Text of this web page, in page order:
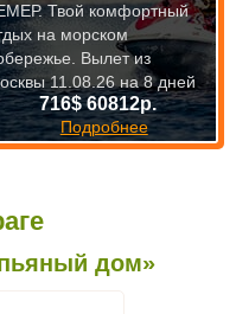
дом»
716$ 60812р.
Подробнее
Твой комфортный
на морском
Вылет из
11.08.26 на 8 дней